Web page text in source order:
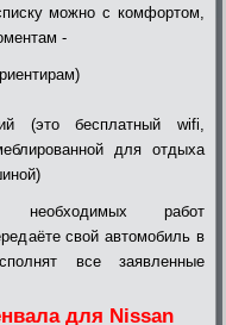
можно с комфортом,
-
(это бесплатный wifi,
для отдыха
необходимых работ
свой автомобиль в
все заявленные
для Nissan